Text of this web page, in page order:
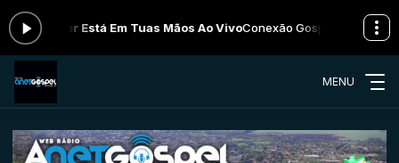
Está Em Tuas Mãos Ao VivoConexão Gospel das 13:00 às
MENU